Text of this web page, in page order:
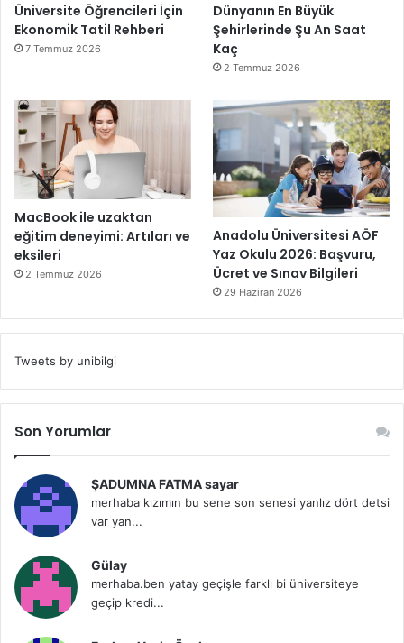
Üniversite Öğrencileri İçin
Ekonomik Tatil Rehberi
7 Temmuz 2026
Dünyanın En Büyük
Şehirlerinde Şu An Saat
Kaç
2 Temmuz 2026
MacBook ile uzaktan
eğitim deneyimi: Artıları ve
eksileri
2 Temmuz 2026
Anadolu Üniversitesi AÖF
Yaz Okulu 2026: Başvuru,
Ücret ve Sınav Bilgileri
29 Haziran 2026
Tweets by unibilgi
Son Yorumlar
ŞADUMNA FATMA sayar
merhaba kızımın bu sene son senesi yanlız dört detsi
var yan...
Gülay
merhaba.ben yatay geçişle farklı bi üniversiteye
geçip kredi...